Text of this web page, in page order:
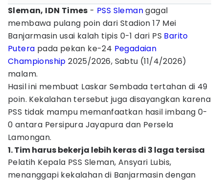
Sleman, IDN Times - PSS Slemangagal
membawa pulang poin dari Stadion 17 Mei
Banjarmasin usai kalah tipis 0-1 dari PS Barito
Putera pada pekan ke-24 Pegadaian
Championship 2025/2026, Sabtu (11/4/2026)
malam.
Hasil ini membuat Laskar Sembada tertahan di 49
poin. Kekalahan tersebut juga disayangkan karena
PSS tidak mampu memanfaatkan hasil imbang 0-
0 antara Persipura Jayapura dan Persela
Lamongan.
1. Tim harus bekerja lebih keras di 3 laga tersisa
Pelatih Kepala PSS Sleman, Ansyari Lubis,
menanggapi kekalahan di Banjarmasin dengan